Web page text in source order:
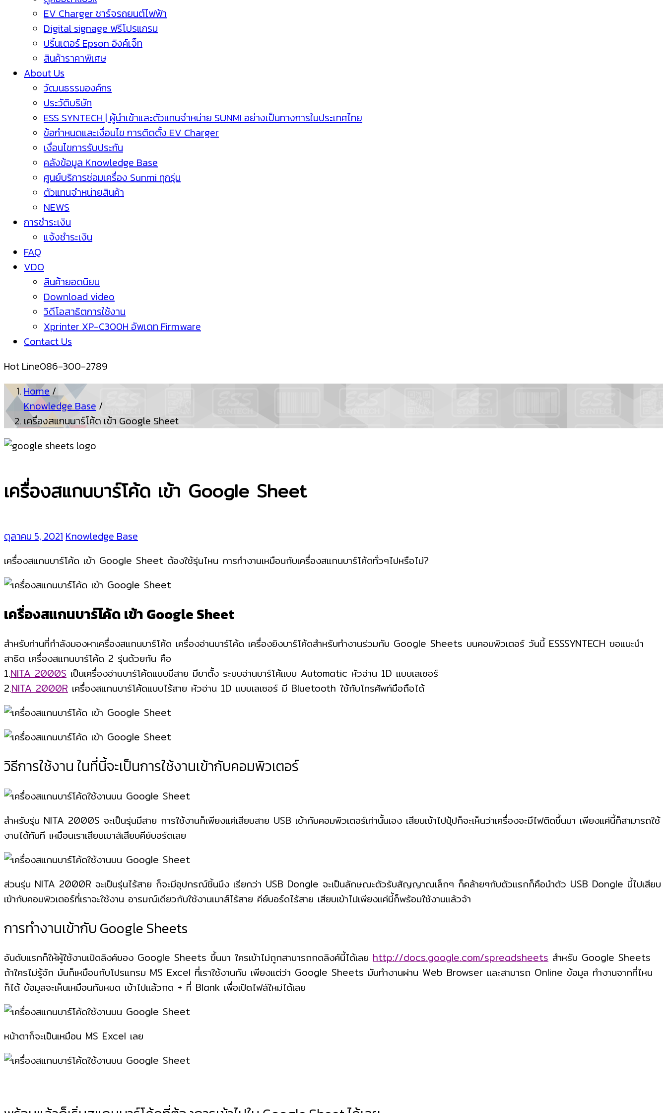
EV Charger ชาร์จรถยนต์ไฟฟ้า
Digital signage ฟรีโปรแกรม
ปริ้นเตอร์ Epson อิงค์เจ็ท
สินค้าราคาพิเศษ
About Us
วัฒนธรรมองค์กร
ประวัติบริษัท
ESS SYNTECH | ผู้นำเข้าและตัวแทนจำหน่าย SUNMI อย่างเป็นทางการในประเทศไทย
ข้อกำหนดและเงื่อนไข การติดตั้ง EV Charger
เงื่อนไขการรับประกัน
คลังข้อมูล Knowledge Base
ศูนย์บริการซ่อมเครื่อง Sunmi ทุกรุ่น
ตัวแทนจำหน่ายสินค้า
NEWS
การชำระเงิน
แจ้งชำระเงิน
FAQ
VDO
สินค้ายอดนิยม
Download video
วิดีโอสาธิตการใช้งาน
Xprinter XP-C300H อัพเดท Firmware
Contact Us
Hot Line086-300-2789
Home /
Knowledge Base /
เครื่องสแกนบาร์โค้ด เข้า Google Sheet
เครื่องสแกนบาร์โค้ด เข้า Google Sheet
ตุลาคม 5, 2021 Knowledge Base
เครื่องสแกนบาร์โค้ด เข้า Google Sheet ต้องใช้รุ่นไหน การทำงานเหมือนกับเครื่องสแกนบาร์โค้ดทั่วๆไปหรือไม่?
เครื่องสแกนบาร์โค้ด เข้า Google Sheet
สำหรับท่านที่กำลังมองหาเครื่องสแกนบาร์โค้ด เครื่องอ่านบาร์โค้ด เครื่องยิงบาร์โค้ดสำหรับทำงานร่วมกับ Google Sheets บนคอมพิวเตอร์ วันนี้ ESSSYNTECH ขอแนะนำ
สาธิต เครื่องสแกนบาร์โค้ด 2 รุ่นด้วยกัน คือ
1.NITA 2000S เป็นเครื่องอ่านบาร์โค้ดแบบมีสาย มีขาตั้ง ระบบอ่านบาร์โค้แบบ Automatic หัวอ่าน 1D แบบเลเซอร์
2.NITA 2000R เครื่องสแกนบาร์โค้ดแบบไร้สาย หัวอ่าน 1D แบบเลเซอร์ มี Bluetooth ใช้กับโทรศัพท์มือถือได้
วิธีการใช้งาน ในที่นี้จะเป็นการใช้งานเข้ากับคอมพิวเตอร์
สำหรับรุ่น NITA 2000S จะเป็นรุ่นมีสาย การใช้งานก็เพียงแค่เสียบสาย USB เข้ากับคอมพิวเตอร์เท่านั้นเอง เสียบเข้าไปปุ้ปก็จะเห็นว่าเครื่องจะมีไฟติดขึ้นมา เพียงแค่นี้ก็สามารถใช้
งานได้ทันที เหมือนเราเสียบเมาส์เสียบคีย์บอร์ดเลย
ส่วนรุ่น NITA 2000R จะเป็นรุ่นไร้สาย ก็จะมีอุปกรณ์ชิ้นนึง เรียกว่า USB Dongle จะเป็นลักษณะตัวรับสัญญาณเล็กๆ ก็คล้ายๆกับตัวแรกก็คือนำตัว USB Dongle นี้ไปเสียบ
เข้ากับคอมพิวเตอร์ที่เราจะใช้งาน อารมณ์เดียวกับใช้งานเมาส์ไร้สาย คีย์บอร์ดไร้สาย เสียบเข้าไปเพียงแค่นี้ก็พร้อมใช้งานแล้วจ้า
การทำงานเข้ากับ Google Sheets
อันดับแรกก็ให้ผู้ใช้งานเปิดลิงค์ของ Google Sheets ขึ้นมา ใครเข้าไม่ถูกสามารถกดลิงค์นี้ได้เลย http://docs.google.com/spreadsheets สำหรับ Google Sheets
ถ้าใครไม่รู้จัก มันก็เหมือนกับโปรแกรม MS Excel ที่เราใช้งานกัน เพียงแต่ว่า Google Sheets มันทำงานผ่าน Web Browser และสามารถ Online ข้อมูล ทำงานจากที่ไหน
ก็ได้ ข้อมูลจะเห็นเหมือนกันหมด เข้าไปแล้วกด + ที่ Blank เพื่อเปิดไฟล์ใหม่ได้เลย
หน้าตาก็จะเป็นเหมือน MS Excel เลย